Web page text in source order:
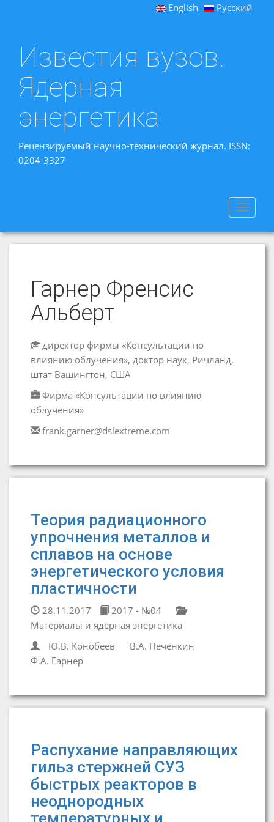
English Русский
Известия вузов.
Ядерная
энергетика
Рецензируемый научно-технический журнал. ISSN:
0204-3327
Toggle
Гарнер Френсис
Альберт
директор фирмы «Консультации по
влиянию облучения», доктор наук, Ричланд,
штат Вашингтон, США
Фирма «Консультации по влиянию
облучения»
frank.garner@dslextreme.com
Теория радиационного
упрочнения металлов и
сплавов на основе
энергетического условия
пластичности
28.11.2017
2017 - №04
Материалы и ядерная энергетика
Ю.В. Конобеев
В.А. Печенкин
Ф.А. Гарнер
Распухание направляющих
гильз стержней СУЗ
быстрых реакторов в
неоднородных
температурных и